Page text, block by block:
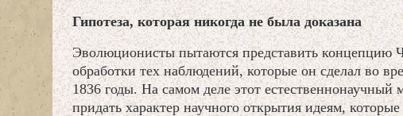
Гипотеза, которая никогда не была доказана
Эволюционисты пытаются представить концепцию
обработки тех наблюдений, которые он сделал во
1836 годы. На самом деле этот
придать характер научного открытия идеям,